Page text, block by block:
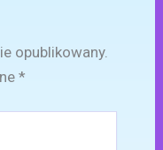
opublikowany.
*